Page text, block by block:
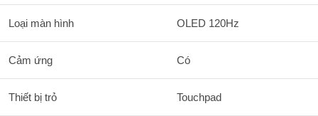
Loại màn hình OLED 120Hz
Cảm ứng Có
Thiết bị trỏ Touchpad